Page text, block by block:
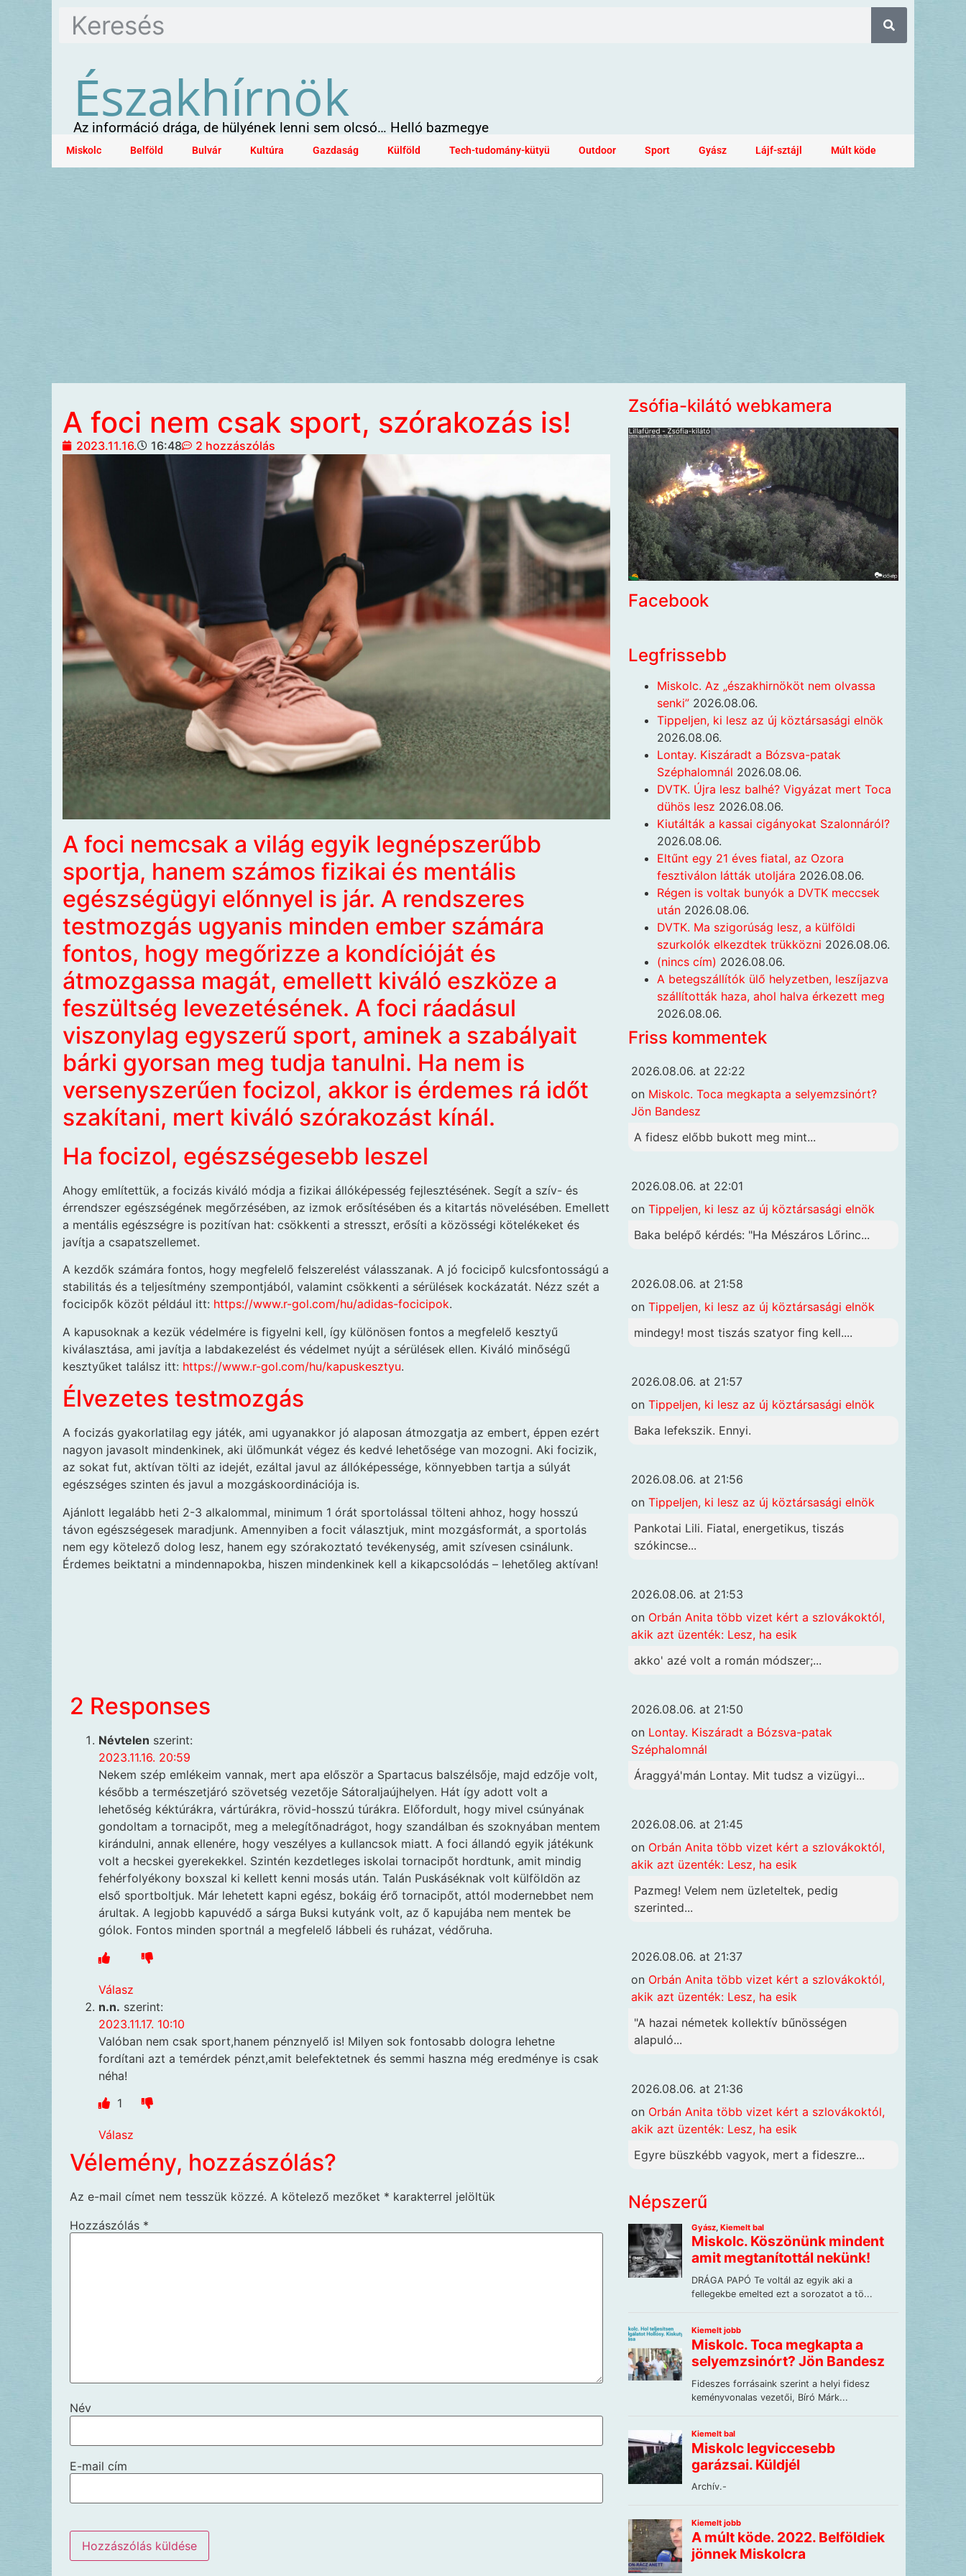
Északhírnök
Az információ drága, de hülyének lenni sem olcsó… Helló bazmegye
Miskolc Belföld Bulvár Kultúra Gazdaság Külföld Tech-tudomány-kütyü Outdoor Sport Gyász Lájf-sztájl Múlt köde
A foci nem csak sport, szórakozás is!
2023.11.16. 16:48 2 hozzászólás
A foci nemcsak a világ egyik legnépszerűbb
sportja, hanem számos fizikai és mentális
egészségügyi előnnyel is jár. A rendszeres
testmozgás ugyanis minden ember számára
fontos, hogy megőrizze a kondícióját és
átmozgassa magát, emellett kiváló eszköze a
feszültség levezetésének. A foci ráadásul
viszonylag egyszerű sport, aminek a szabályait
bárki gyorsan meg tudja tanulni. Ha nem is
versenyszerűen focizol, akkor is érdemes rá időt
szakítani, mert kiváló szórakozást kínál.
Ha focizol, egészségesebb leszel
Ahogy említettük, a focizás kiváló módja a fizikai állóképesség fejlesztésének. Segít a szív- és
érrendszer egészségének megőrzésében, az izmok erősítésében és a kitartás növelésében. Emellett
a mentális egészségre is pozitívan hat: csökkenti a stresszt, erősíti a közösségi kötelékeket és
javítja a csapatszellemet.
A kezdők számára fontos, hogy megfelelő felszerelést válasszanak. A jó focicipő kulcsfontosságú a
stabilitás és a teljesítmény szempontjából, valamint csökkenti a sérülések kockázatát. Nézz szét a
focicipők közöt például itt: https://www.r-gol.com/hu/adidas-focicipok.
A kapusoknak a kezük védelmére is figyelni kell, így különösen fontos a megfelelő kesztyű
kiválasztása, ami javítja a labdakezelést és védelmet nyújt a sérülések ellen. Kiváló minőségű
kesztyűket találsz itt: https://www.r-gol.com/hu/kapuskesztyu.
Élvezetes testmozgás
A focizás gyakorlatilag egy játék, ami ugyanakkor jó alaposan átmozgatja az embert, éppen ezért
nagyon javasolt mindenkinek, aki ülőmunkát végez és kedvé lehetősége van mozogni. Aki focizik,
az sokat fut, aktívan tölti az idejét, ezáltal javul az állóképessége, könnyebben tartja a súlyát
egészséges szinten és javul a mozgáskoordinációja is.
Ajánlott legalább heti 2-3 alkalommal, minimum 1 órát sportolással tölteni ahhoz, hogy hosszú
távon egészségesek maradjunk. Amennyiben a focit választjuk, mint mozgásformát, a sportolás
nem egy kötelező dolog lesz, hanem egy szórakoztató tevékenység, amit szívesen csinálunk.
Érdemes beiktatni a mindennapokba, hiszen mindenkinek kell a kikapcsolódás – lehetőleg aktívan!
2 Responses
Névtelen szerint:
2023.11.16. 20:59
Nekem szép emlékeim vannak, mert apa először a Spartacus balszélsője, majd edzője volt,
később a természetjáró szövetség vezetője Sátoraljaújhelyen. Hát így adott volt a
lehetőség kéktúrákra, vártúrákra, rövid-hosszú túrákra. Előfordult, hogy mivel csúnyának
gondoltam a tornacipőt, meg a melegítőnadrágot, hogy szandálban és szoknyában mentem
kirándulni, annak ellenére, hogy veszélyes a kullancsok miatt. A foci állandó egyik játékunk
volt a hecskei gyerekekkel. Szintén kezdetleges iskolai tornacipőt hordtunk, amit mindig
fehérfolyékony boxszal ki kellett kenni mosás után. Talán Puskáséknak volt külföldön az
első sportboltjuk. Már lehetett kapni egész, bokáig érő tornacipőt, attól modernebbet nem
árultak. A legjobb kapuvédő a sárga Buksi kutyánk volt, az ő kapujába nem mentek be
gólok. Fontos minden sportnál a megfelelő lábbeli és ruházat, védőruha.
Válasz
n.n. szerint:
2023.11.17. 10:10
Valóban nem csak sport,hanem pénznyelő is! Milyen sok fontosabb dologra lehetne
fordítani azt a temérdek pénzt,amit belefektetnek és semmi haszna még eredménye is csak
néha!
1
Válasz
Vélemény, hozzászólás?
Az e-mail címet nem tesszük közzé. A kötelező mezőket * karakterrel jelöltük
Hozzászólás *
Név
E-mail cím
Zsófia-kilátó webkamera
Facebook
Legfrissebb
Miskolc. Az „északhirnököt nem olvassa
senki” 2026.08.06.
Tippeljen, ki lesz az új köztársasági elnök
2026.08.06.
Lontay. Kiszáradt a Bózsva-patak
Széphalomnál 2026.08.06.
DVTK. Újra lesz balhé? Vigyázat mert Toca
dühös lesz 2026.08.06.
Kiutálták a kassai cigányokat Szalonnáról?
2026.08.06.
Eltűnt egy 21 éves fiatal, az Ozora
fesztiválon látták utoljára 2026.08.06.
Régen is voltak bunyók a DVTK meccsek
után 2026.08.06.
DVTK. Ma szigorúság lesz, a külföldi
szurkolók elkezdtek trükközni 2026.08.06.
(nincs cím) 2026.08.06.
A betegszállítók ülő helyzetben, leszíjazva
szállították haza, ahol halva érkezett meg
2026.08.06.
Friss kommentek
2026.08.06. at 22:22
on Miskolc. Toca megkapta a selyemzsinórt?
Jön Bandesz
A fidesz előbb bukott meg mint...
2026.08.06. at 22:01
on Tippeljen, ki lesz az új köztársasági elnök
Baka belépő kérdés: "Ha Mészáros Lőrinc...
2026.08.06. at 21:58
on Tippeljen, ki lesz az új köztársasági elnök
mindegy! most tiszás szatyor fing kell....
2026.08.06. at 21:57
on Tippeljen, ki lesz az új köztársasági elnök
Baka lefekszik. Ennyi.
2026.08.06. at 21:56
on Tippeljen, ki lesz az új köztársasági elnök
Pankotai Lili. Fiatal, energetikus, tiszás
szókincse...
2026.08.06. at 21:53
on Orbán Anita több vizet kért a szlovákoktól,
akik azt üzenték: Lesz, ha esik
akko' azé volt a román módszer;...
2026.08.06. at 21:50
on Lontay. Kiszáradt a Bózsva-patak
Széphalomnál
Áraggyá'mán Lontay. Mit tudsz a vizügyi...
2026.08.06. at 21:45
on Orbán Anita több vizet kért a szlovákoktól,
akik azt üzenték: Lesz, ha esik
Pazmeg! Velem nem üzleteltek, pedig
szerinted...
2026.08.06. at 21:37
on Orbán Anita több vizet kért a szlovákoktól,
akik azt üzenték: Lesz, ha esik
"A hazai németek kollektív bűnösségen
alapuló...
2026.08.06. at 21:36
on Orbán Anita több vizet kért a szlovákoktól,
akik azt üzenték: Lesz, ha esik
Egyre büszkébb vagyok, mert a fideszre...
Népszerű